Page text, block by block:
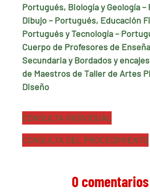
Portugués, Biología y Geología
Dibujo – Portugués, Educación
Portugués y Tecnología –
Cuerpo de Profesores de
Secundaria y Bordados y
de Maestros de Taller de Artes
Diseño
CONSULTA INDIVIDUAL
CONSULTA DEL PROCEDIMIENTO
0 comentarios